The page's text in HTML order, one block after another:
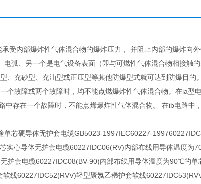
受内部爆炸性气体混合物的爆炸压力， 并阻止内部的爆炸向
弧、另一个是电气设备表面（即与可燃性气体混合物相接触
、充砂型、充油型或正压型等其他防爆型式就可达到防爆目
个故障或两个故障时，均不能点燃爆炸性气体混合物。在ia型
中存在一个故障时，不能点烯爆炸性气体混合物。 在ib电路中
单芯硬导体无护套电缆GB5023-1997IEC60227-
实心导体无护套电缆60227IDC06(RV)内部布线用导体温度为
护套电缆60227IDC08(BV-90)内部布线用导体温度为90℃的
线60227IDC52(RVV)轻型聚氯乙稀护套软线